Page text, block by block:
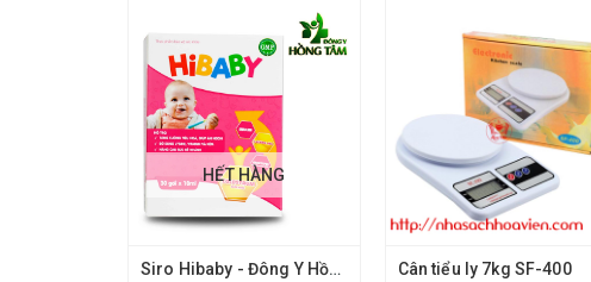
HẾT HÀNG
Siro Hibaby - Đông Y Hồng Tâm Cân tiểu ly 7kg SF-400